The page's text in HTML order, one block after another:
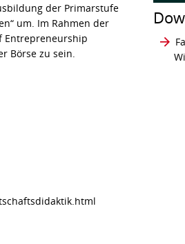
der Primarstufe
um. Im Rahmen der
Entrepreneurship
Börse zu sein.